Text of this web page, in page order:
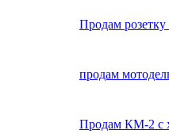
Продам
продам
Продам КМ-2 с